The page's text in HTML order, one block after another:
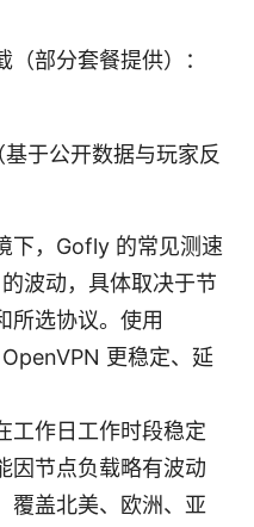
部分套餐提供）：
于公开数据与玩家反
下，Gofly 的常见测速
波动，具体取决于节
所选协议。使用
更稳定、延
工作日工作时段稳定
因节点负载略有波动
覆盖北美、欧洲、亚